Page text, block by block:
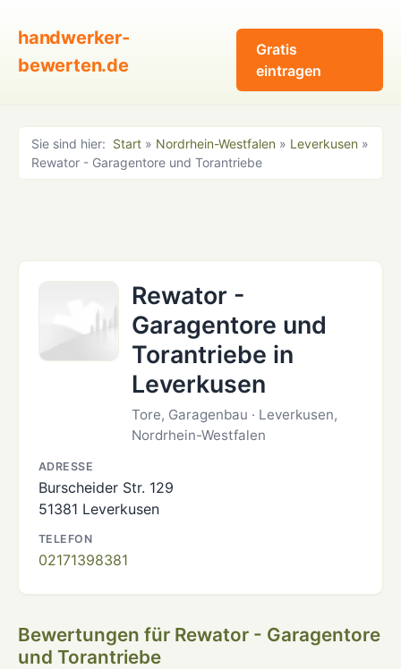
handwerker-
bewerten.de
Gratis
eintragen
Sie sind hier: Start » Nordrhein-Westfalen » Leverkusen »
Rewator - Garagentore und Torantriebe
Rewator -
Garagentore und
Torantriebe in
Leverkusen
Tore, Garagenbau · Leverkusen,
Nordrhein-Westfalen
ADRESSE
Burscheider Str. 129
51381 Leverkusen
TELEFON
02171398381
Bewertungen für Rewator - Garagentore
und Torantriebe